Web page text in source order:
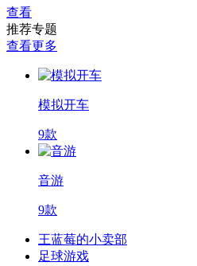
查看
推荐专题
查看更多
模拟开车
9款
音游
9款
王蓝莓的小卖部
足球游戏